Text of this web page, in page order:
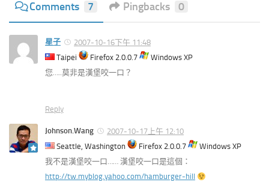
Comments 7 Pingbacks 0
星子
2007-10-16下午 11:48
Taipei
Firefox 2.0.0.7
Windows XP
您…..莫非是漢堡咬一口？
Reply
Johnson.Wang
2007-10-17上午 12:10
Seattle, Washington
Firefox 2.0.0.7
Windows XP
我不是漢堡咬一口…… 漢堡咬一口是這個：
http://tw.myblog.yahoo.com/hamburger-hill